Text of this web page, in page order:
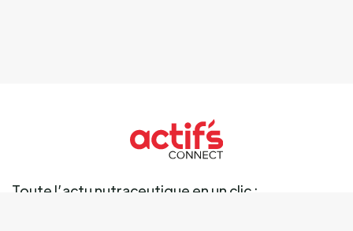
Toute l’actu nutraceutique en un clic :